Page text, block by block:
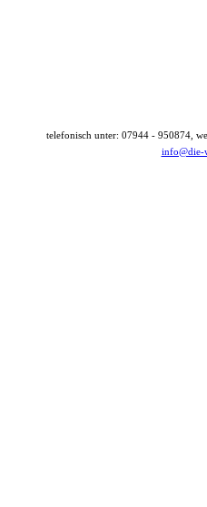
telefonisch unter: 07944 - 950874,
info@die-